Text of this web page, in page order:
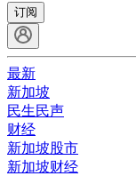
订阅
最新
新加坡
民生民声
财经
新加坡股市
新加坡财经